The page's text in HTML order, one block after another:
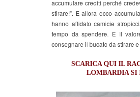
accumulare crediti perché
stirare!”. E allora ecco
hanno affidato camicie
tempo da spendere. E il
consegnare il bucato da stirare
SCARICA QUI IL
LOMBARDIA SI